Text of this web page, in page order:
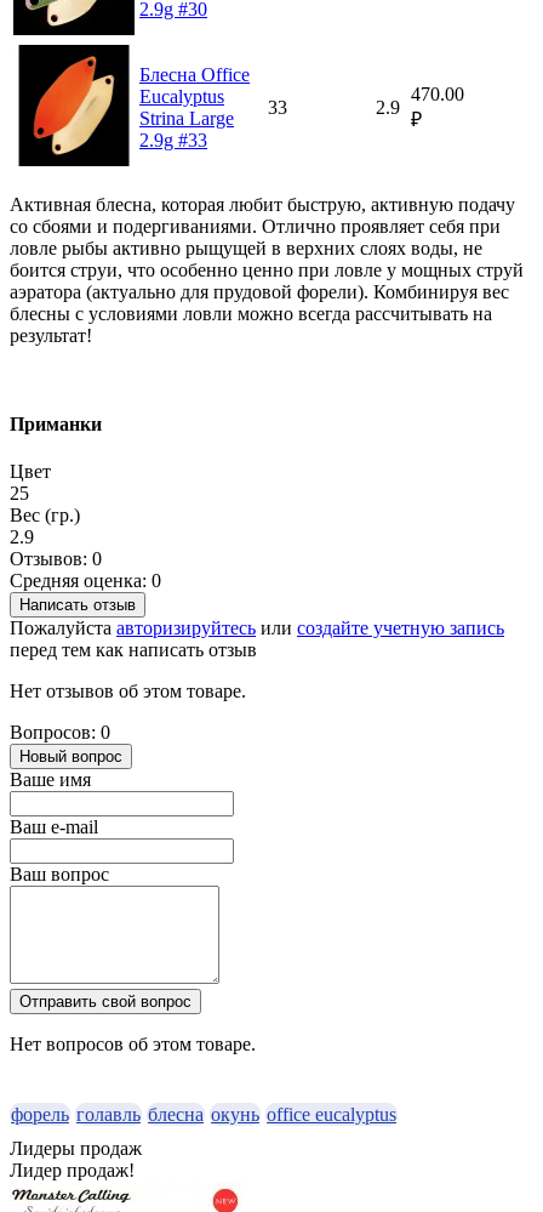
2.9g #30
Блесна Office
Eucalyptus
Strina Large
2.9g #33
33 2.9
470.00
₽
Активная блесна, которая любит быструю, активную подачу
со сбоями и подергиваниями. Отлично проявляет себя при
ловле рыбы активно рыщущей в верхних слоях воды, не
боится струи, что особенно ценно при ловле у мощных струй
аэратора (актуально для прудовой форели). Комбинируя вес
блесны с условиями ловли можно всегда рассчитывать на
результат!
Приманки
Цвет
25
Вес (гр.)
2.9
Отзывов: 0
Средняя оценка: 0
Написать отзыв
Пожалуйста авторизируйтесь или создайте учетную запись
перед тем как написать отзыв
Нет отзывов об этом товаре.
Вопросов: 0
Новый вопрос
Ваше имя
Ваш e-mail
Ваш вопрос
Отправить свой вопрос
Нет вопросов об этом товаре.
форель голавль блесна окунь office eucalyptus
Лидеры продаж
Лидер продаж!